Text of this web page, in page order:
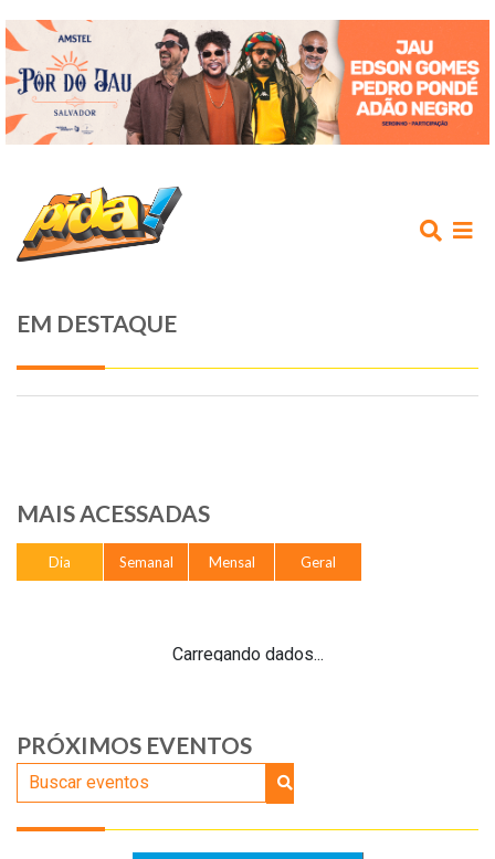
PROMOÇÕES
EM DESTAQUE
MAIS ACESSADAS
Dia Semanal Mensal Geral
Carregando dados...
PRÓXIMOS EVENTOS